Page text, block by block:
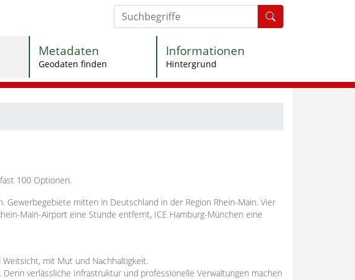
Metadaten
Geodaten finden
Informationen
Hintergrund
100 Optionen.
Gewerbegebiete mitten in Deutschland in der Region Rhein-Main. Vier
Main-Airport eine Stunde entfernt, ICE Hamburg-München eine
mit Mut und Nachhaltigkeit.
verlässliche Infrastruktur und professionelle Verwaltungen machen